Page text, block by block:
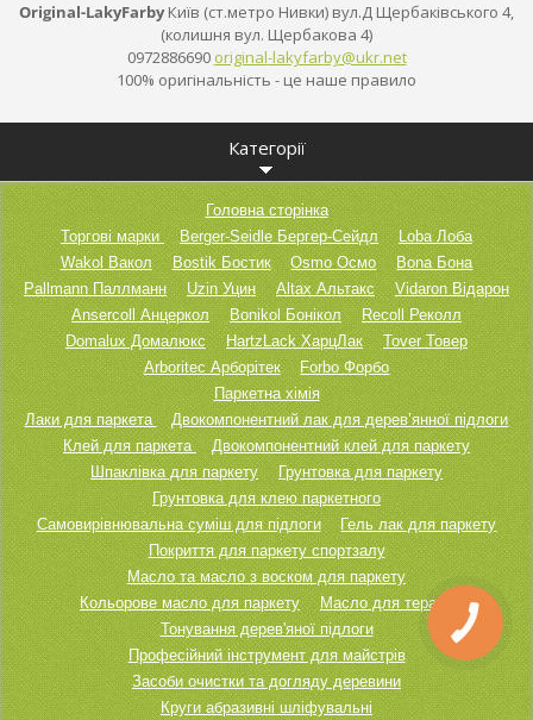
Original-LakyFarby Київ (ст.метро Нивки) вул.Д Щербаківського 4,
(колишня вул. Щербакова 4)
0972886690 original-lakyfarby@ukr.net
100% оригінальність - це наше правило
Категорії
Головна сторінка
Торгові марки
Berger-Seidle Бергер-Сейдл
Loba Лоба
Wakol Вакол
Bostik Бостик Osmo Осмо
Bona Бона
Pallmann Паллманн
Uzin Уцин Altax Альтакс
Vidaron Відарон
Ansercoll Анцеркол
Bonikol Бонікол
Recoll Реколл
Domalux Домалюкс
HartzLack ХарцЛак
Tover Товер
Arboritec Арборітек
Forbo Форбо
Паркетна хімія
Лаки для паркета
Двокомпонентний лак для дерев’янної підлоги
Клей для паркета
Двокомпонентний клей для паркету
Шпаклівка для паркету
Грунтовка для паркету
Грунтовка для клею паркетного
Самовирівнювальна суміш для підлоги
Гель лак для паркету
Покриття для паркету спортзалу
Масло та масло з воском для паркету
Кольорове масло для паркету
Масло для тераси
Тонування дерев'яної підлоги
Професійний інструмент для майстрів
Засоби очистки та догляду деревини
Круги абразивні шліфувальні